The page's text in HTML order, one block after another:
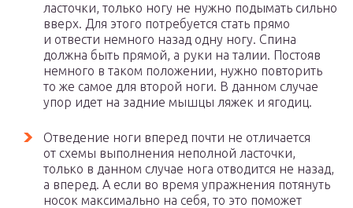
ласточки, только ногу не нужно подымать сильно
вверх. Для этого потребуется стать прямо
и отвести немного назад одну ногу. Спина
должна быть прямой, а руки на талии. Постояв
немного в таком положении, нужно повторить
то же самое для второй ноги. В данном случае
упор идет на задние мышцы ляжек и ягодиц.
Отведение ноги вперед почти не отличается
от схемы выполнения неполной ласточки,
только в данном случае нога отводится не назад,
а вперед. А если во время упражнения потянуть
носок максимально на себя, то это поможет